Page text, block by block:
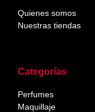
Categorías
Perfumes
Maquillaje
Quienes somos
Nuestras tiendas